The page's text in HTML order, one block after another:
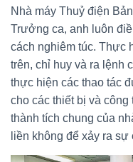
Nhà máy Thuỷ điện
Trưởng ca, anh luôn
cách nghiêm túc. Thực
trên, chỉ huy và ra lệnh
thực hiện các thao tác
cho các thiết bị và
thành tích chung của
liền không để xảy ra sự